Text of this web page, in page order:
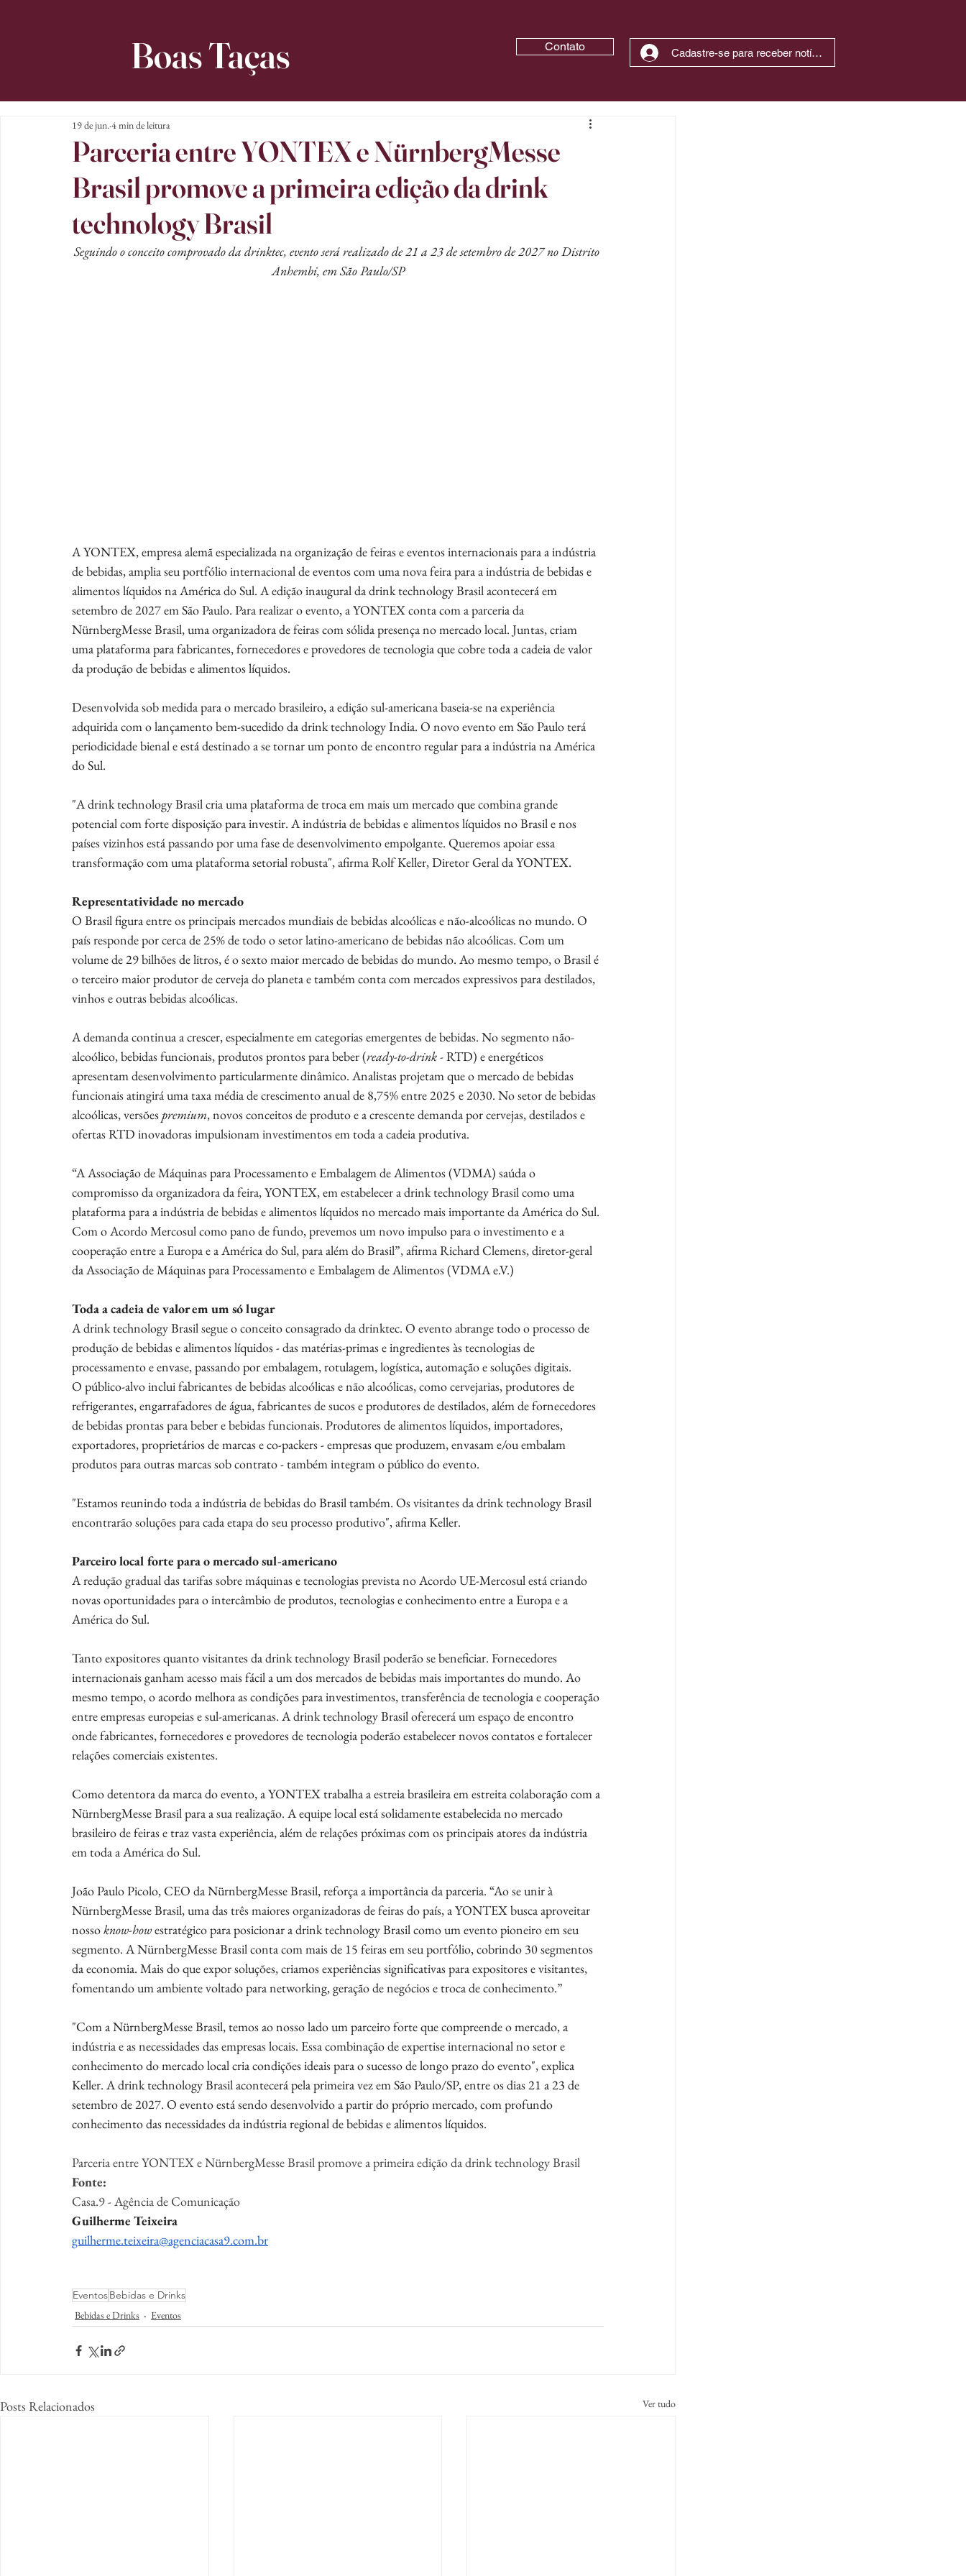
Boas Taças Contato Cadastre-se para receber notícias
Parceria entre YONTEX e NürnbergMesse
Brasil promove a primeira edição da drink
technology Brasil
19 de jun. 4 min de leitura
Seguindo o conceito comprovado da drinktec, evento será realizado de 21 a 23 de setembro de 2027 no Distrito
Anhembi, em São Paulo/SP
A YONTEX, empresa alemã especializada na organização de feiras e eventos internacionais para a indústria
de bebidas, amplia seu portfólio internacional de eventos com uma nova feira para a indústria de bebidas e
alimentos líquidos na América do Sul. A edição inaugural da drink technology Brasil acontecerá em
setembro de 2027 em São Paulo. Para realizar o evento, a YONTEX conta com a parceria da
NürnbergMesse Brasil, uma organizadora de feiras com sólida presença no mercado local. Juntas, criam
uma plataforma para fabricantes, fornecedores e provedores de tecnologia que cobre toda a cadeia de valor
da produção de bebidas e alimentos líquidos.
Desenvolvida sob medida para o mercado brasileiro, a edição sul-americana baseia-se na experiência
adquirida com o lançamento bem-sucedido da drink technology India. O novo evento em São Paulo terá
periodicidade bienal e está destinado a se tornar um ponto de encontro regular para a indústria na América
do Sul.
"A drink technology Brasil cria uma plataforma de troca em mais um mercado que combina grande
potencial com forte disposição para investir. A indústria de bebidas e alimentos líquidos no Brasil e nos
países vizinhos está passando por uma fase de desenvolvimento empolgante. Queremos apoiar essa
transformação com uma plataforma setorial robusta", afirma Rolf Keller, Diretor Geral da YONTEX.
Representatividade no mercado
O Brasil figura entre os principais mercados mundiais de bebidas alcoólicas e não-alcoólicas no mundo. O
país responde por cerca de 25% de todo o setor latino-americano de bebidas não alcoólicas. Com um
volume de 29 bilhões de litros, é o sexto maior mercado de bebidas do mundo. Ao mesmo tempo, o Brasil é
o terceiro maior produtor de cerveja do planeta e também conta com mercados expressivos para destilados,
vinhos e outras bebidas alcoólicas.
A demanda continua a crescer, especialmente em categorias emergentes de bebidas. No segmento não-
alcoólico, bebidas funcionais, produtos prontos para beber (ready-to-drink - RTD) e energéticos
apresentam desenvolvimento particularmente dinâmico. Analistas projetam que o mercado de bebidas
funcionais atingirá uma taxa média de crescimento anual de 8,75% entre 2025 e 2030. No setor de bebidas
alcoólicas, versões premium, novos conceitos de produto e a crescente demanda por cervejas, destilados e
ofertas RTD inovadoras impulsionam investimentos em toda a cadeia produtiva.
“A Associação de Máquinas para Processamento e Embalagem de Alimentos (VDMA) saúda o
compromisso da organizadora da feira, YONTEX, em estabelecer a drink technology Brasil como uma
plataforma para a indústria de bebidas e alimentos líquidos no mercado mais importante da América do Sul.
Com o Acordo Mercosul como pano de fundo, prevemos um novo impulso para o investimento e a
cooperação entre a Europa e a América do Sul, para além do Brasil”, afirma Richard Clemens, diretor-geral
da Associação de Máquinas para Processamento e Embalagem de Alimentos (VDMA e.V.)
Toda a cadeia de valor em um só lugar
A drink technology Brasil segue o conceito consagrado da drinktec. O evento abrange todo o processo de
produção de bebidas e alimentos líquidos - das matérias-primas e ingredientes às tecnologias de
processamento e envase, passando por embalagem, rotulagem, logística, automação e soluções digitais.
O público-alvo inclui fabricantes de bebidas alcoólicas e não alcoólicas, como cervejarias, produtores de
refrigerantes, engarrafadores de água, fabricantes de sucos e produtores de destilados, além de fornecedores
de bebidas prontas para beber e bebidas funcionais. Produtores de alimentos líquidos, importadores,
exportadores, proprietários de marcas e co-packers - empresas que produzem, envasam e/ou embalam
produtos para outras marcas sob contrato - também integram o público do evento.
"Estamos reunindo toda a indústria de bebidas do Brasil também. Os visitantes da drink technology Brasil
encontrarão soluções para cada etapa do seu processo produtivo", afirma Keller.
Parceiro local forte para o mercado sul-americano
A redução gradual das tarifas sobre máquinas e tecnologias prevista no Acordo UE-Mercosul está criando
novas oportunidades para o intercâmbio de produtos, tecnologias e conhecimento entre a Europa e a
América do Sul.
Tanto expositores quanto visitantes da drink technology Brasil poderão se beneficiar. Fornecedores
internacionais ganham acesso mais fácil a um dos mercados de bebidas mais importantes do mundo. Ao
mesmo tempo, o acordo melhora as condições para investimentos, transferência de tecnologia e cooperação
entre empresas europeias e sul-americanas. A drink technology Brasil oferecerá um espaço de encontro
onde fabricantes, fornecedores e provedores de tecnologia poderão estabelecer novos contatos e fortalecer
relações comerciais existentes.
Como detentora da marca do evento, a YONTEX trabalha a estreia brasileira em estreita colaboração com a
NürnbergMesse Brasil para a sua realização. A equipe local está solidamente estabelecida no mercado
brasileiro de feiras e traz vasta experiência, além de relações próximas com os principais atores da indústria
em toda a América do Sul.
João Paulo Picolo, CEO da NürnbergMesse Brasil, reforça a importância da parceria. “Ao se unir à
NürnbergMesse Brasil, uma das três maiores organizadoras de feiras do país, a YONTEX busca aproveitar
nosso know-how estratégico para posicionar a drink technology Brasil como um evento pioneiro em seu
segmento. A NürnbergMesse Brasil conta com mais de 15 feiras em seu portfólio, cobrindo 30 segmentos
da economia. Mais do que expor soluções, criamos experiências significativas para expositores e visitantes,
fomentando um ambiente voltado para networking, geração de negócios e troca de conhecimento.”
"Com a NürnbergMesse Brasil, temos ao nosso lado um parceiro forte que compreende o mercado, a
indústria e as necessidades das empresas locais. Essa combinação de expertise internacional no setor e
conhecimento do mercado local cria condições ideais para o sucesso de longo prazo do evento", explica
Keller. A drink technology Brasil acontecerá pela primeira vez em São Paulo/SP, entre os dias 21 a 23 de
setembro de 2027. O evento está sendo desenvolvido a partir do próprio mercado, com profundo
conhecimento das necessidades da indústria regional de bebidas e alimentos líquidos.
Parceria entre YONTEX e NürnbergMesse Brasil promove a primeira edição da drink technology Brasil
Fonte:
Casa.9 - Agência de Comunicação
Guilherme Teixeira
guilherme.teixeira@agenciacasa9.com.br
EventosBebidas e Drinks
Bebidas e Drinks
Eventos
Posts Relacionados Ver tudo